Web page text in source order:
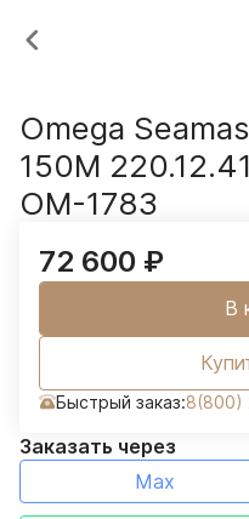
Omega
150M
OM-1783
72 600 ₽
В
Быстрый заказ:8(800)
Заказать через
Max